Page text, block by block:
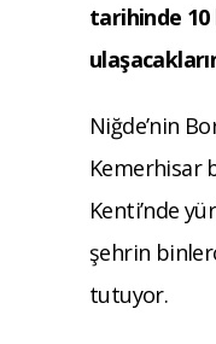
tarihinde 10
Niğde’nin
Kemerhisar
Kenti’nde
şehrin
tutuyor.